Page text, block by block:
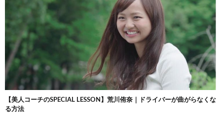
【美人コーチのSPECIAL LESSON】荒川侑奈｜ドライバーが曲がらなくな
る方法